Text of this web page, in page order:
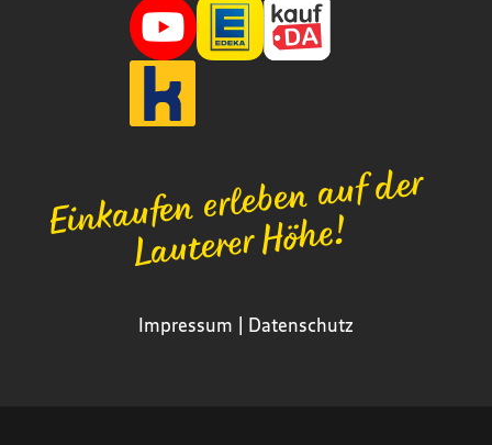
Einkaufen erleben auf der
Lauterer Höhe!
Impressum Datenschutz